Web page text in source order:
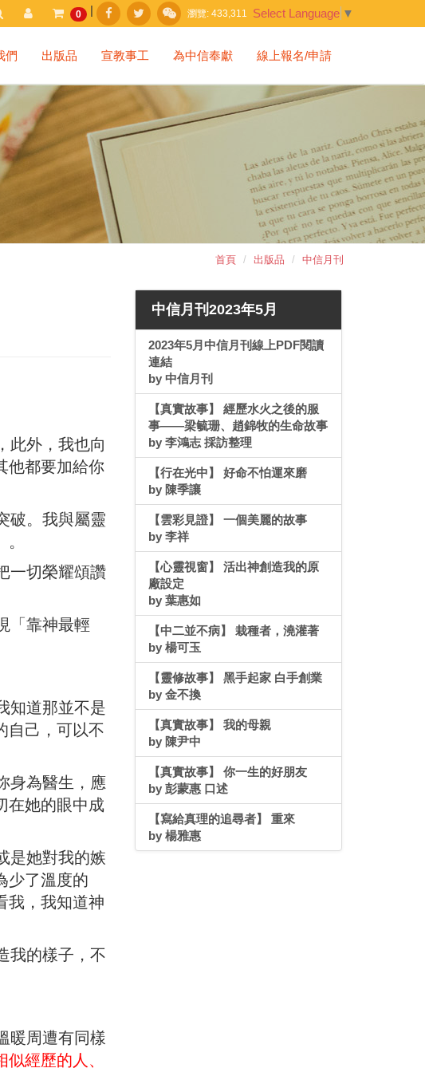
Select Language ▼
瀏覽: 433,311
0 |
們 出版品 宣教事工 為中信奉獻 線上報名/申請
首頁 出版品 中信月刊
外，我也向
他都要加給你
破。我與屬靈
一切榮耀頌讚
「靠神最輕
知道那並不是
自己，可以不
身為醫生，應
在她的眼中成
是她對我的嫉
少了溫度的
我，我知道神
我的樣子，不
暖周遭有同樣
經歷的人、
中信月刊2023年5月
2023年5月中信月刊線上PDF閱讀
連結
by 中信月刊
【真實故事】 經歷水火之後的服
事——梁毓珊、趙錦牧的生命故事
by 李鴻志 採訪整理
【行在光中】 好命不怕運來磨
by 陳季讓
【雲彩見證】 一個美麗的故事
by 李祥
【心靈視窗】 活出神創造我的原
廠設定
by 葉惠如
【中二並不病】 栽種者，澆灌著
by 楊可玉
【靈修故事】 黑手起家 白手創業
by 金不換
【真實故事】 我的母親
by 陳尹中
【真實故事】 你一生的好朋友
by 彭蒙惠 口述
【寫給真理的追尋者】 重來
by 楊雅惠